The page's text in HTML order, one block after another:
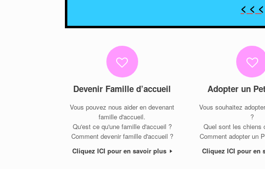
< < <
Devenir Famille d’accueil
Vous pouvez nous aider en devenant
famille d'accueil.
Qu'est ce qu'une famille d'accueil ?
Comment devenir famille d'accueil ?
Cliquez ICI pour en savoir plus
Adopter un
Vous souhaitez
?
Quel sont les chiens
Comment adopter un
Cliquez ICI pour en